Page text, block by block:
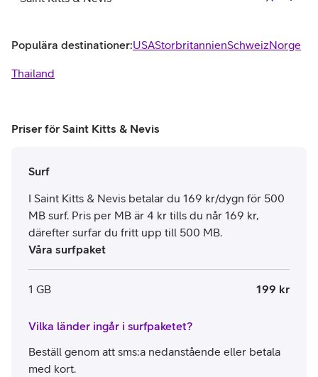
Populära destinationer:USAStorbritannienSchweizNorge
Thailand
Priser för Saint Kitts & Nevis
Surf
I Saint Kitts & Nevis betalar du 169 kr/dygn för 500
MB surf. Pris per MB är 4 kr tills du når 169 kr,
därefter surfar du fritt upp till 500 MB.
Våra surfpaket
1 GB 199 kr
Vilka länder ingår i surfpaketet?
Beställ genom att sms:a nedanstående eller betala
med kort.